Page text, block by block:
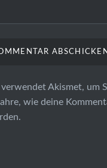
Akismet, um
wie deine